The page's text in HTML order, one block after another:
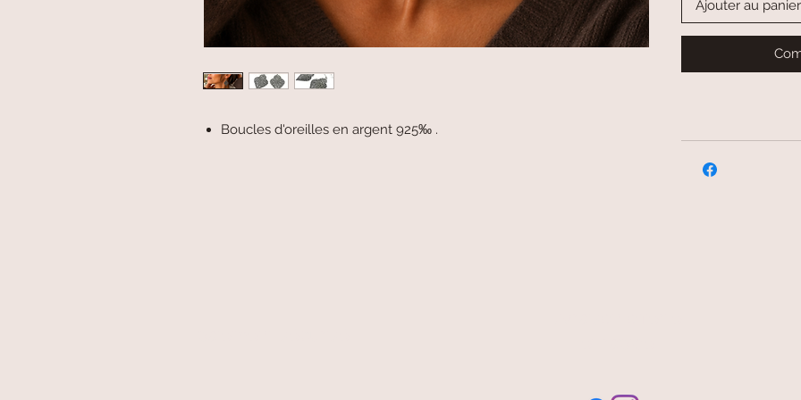
Boucles d'oreilles en argent 925‰ .
Ajouter au panier